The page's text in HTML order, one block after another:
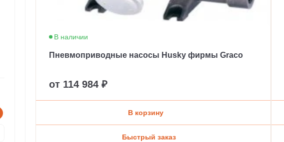
В наличии
Пневмоприводные насосы Husky фирмы Graco
от 114 984 ₽
В корзину
Быстрый заказ